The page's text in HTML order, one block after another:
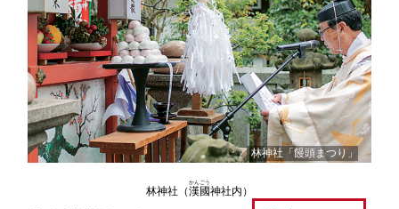
林神社「饅頭まつり」
林神社（漢國
かんごう
神社内）